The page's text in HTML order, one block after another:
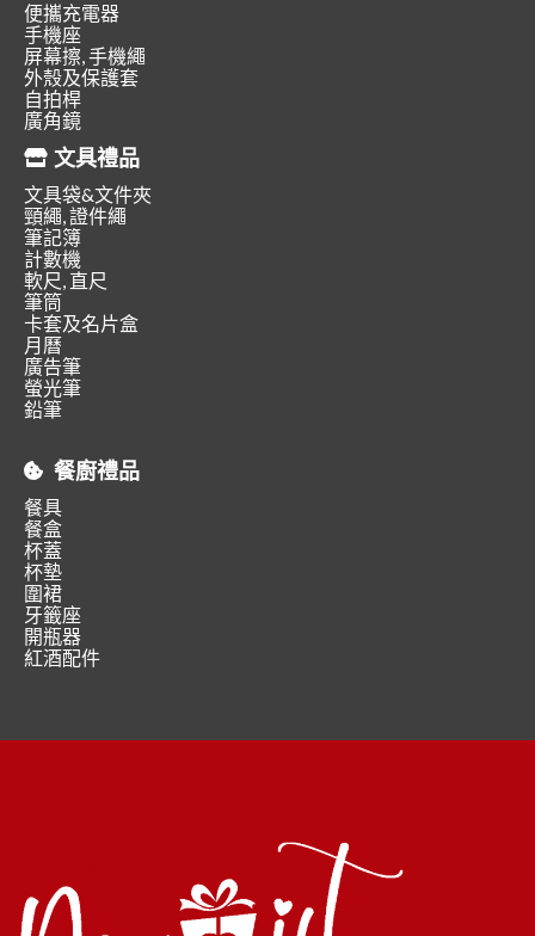
便攜充電器
手機座
屏幕擦, 手機繩
外殼及保護套
自拍桿
廣角鏡
文具禮品
文具袋&文件夾
頸繩, 證件繩
筆記簿
計數機
軟尺, 直尺
筆筒
卡套及名片盒
月曆
廣告筆
螢光筆
鉛筆
餐廚禮品
餐具
餐盒
杯蓋
杯墊
圍裙
牙籤座
開瓶器
紅酒配件